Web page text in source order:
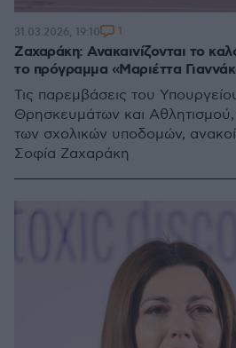
Ζαχαράκη: Ανακαινίζονται το
το πρόγραμμα «Μαριέττα
Τις παρεμβάσεις του
Θρησκευμάτων και Αθλητισμού,
των σχολικών υποδομών,
Σοφία Ζαχαράκη
31.03.2026, 19:10 1